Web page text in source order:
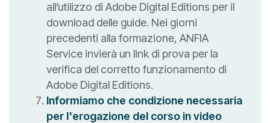
all’utilizzo di Adobe Digital Editions per il
download delle guide. Nei giorni
precedenti alla formazione, ANFIA
Service invierà un link di prova per la
verifica del corretto funzionamento di
Adobe Digital Editions.
Informiamo che condizione necessaria
per l'erogazione del corso in video